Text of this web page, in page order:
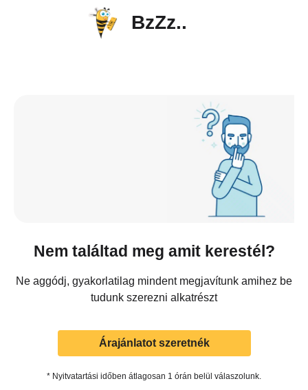
BzZz..
Nem találtad meg amit kerestél?
Ne aggódj, gyakorlatilag mindent megjavítunk amihez be
tudunk szerezni alkatrészt
Árajánlatot szeretnék
* Nyitvatartási időben átlagosan 1 órán belül válaszolunk.